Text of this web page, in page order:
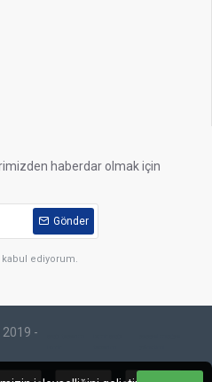
haberdar olmak için
Gönder
ediyorum.
2019 -